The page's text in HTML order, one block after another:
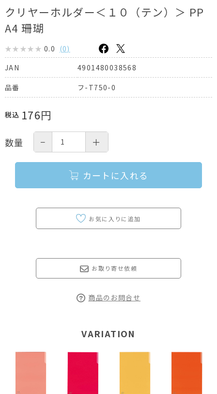
クリヤーホルダー＜１０（テン）＞ PP
A4 珊瑚
0.0 (0)
JAN
4901480038568
品番 フ-T750-0
税込 176円
数量 − ＋
カートに入れる
お取り寄せ依頼
商品のお問合せ
VARIATION